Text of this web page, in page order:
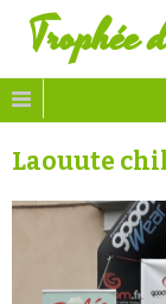
Trophée
Laouute